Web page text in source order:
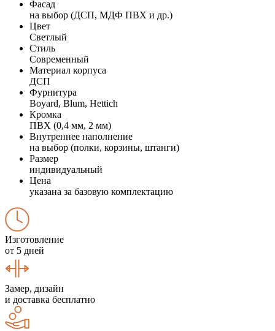
Фасад
на выбор (ДСП, МДФ ПВХ и др.)
Цвет
Светлый
Стиль
Современный
Материал корпуса
ДСП
Фурнитура
Boyard, Blum, Hettich
Кромка
ПВХ (0,4 мм, 2 мм)
Внутреннее наполнение
на выбор (полки, корзины, штанги)
Размер
индивидуальный
Цена
указана за базовую комплектацию
Изготовление
от 5 дней
Замер, дизайн
и доставка бесплатно